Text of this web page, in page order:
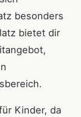
besonders
bietet dir
Kinder, da